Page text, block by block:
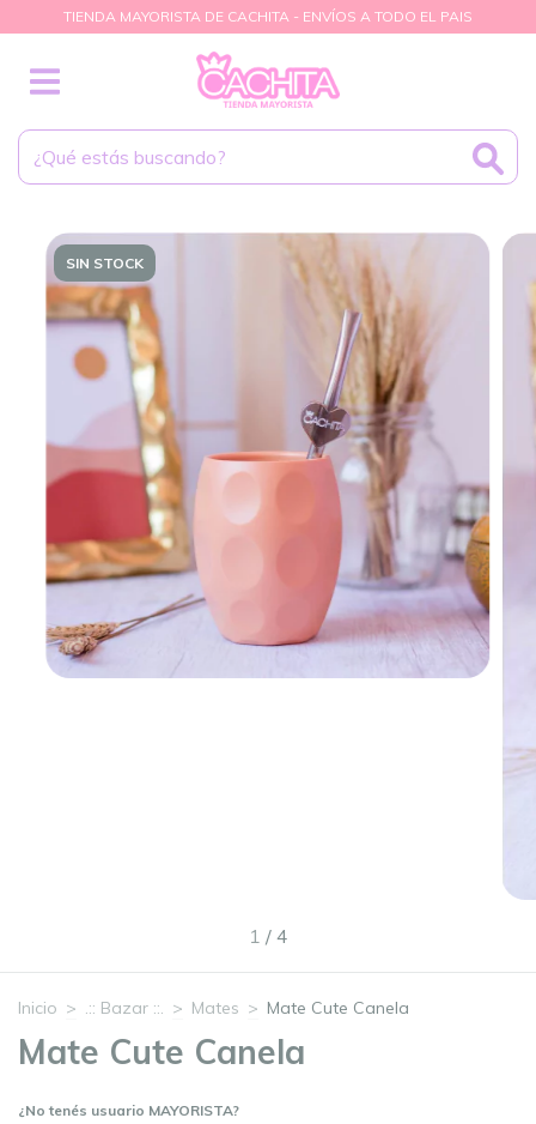
TIENDA MAYORISTA DE CACHITA - ENVÍOS A TODO EL PAIS
SIN STOCK
1 / 4
Inicio > .:: Bazar ::. > Mates > Mate Cute Canela
Mate Cute Canela
¿No tenés usuario MAYORISTA?